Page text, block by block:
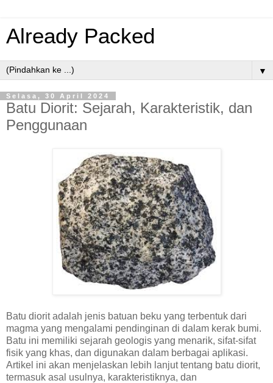
Already Packed
▼
Selasa, 30 April 2024
Batu Diorit: Sejarah, Karakteristik, dan
Penggunaan
Batu diorit adalah jenis batuan beku yang terbentuk dari
magma yang mengalami pendinginan di dalam kerak bumi.
Batu ini memiliki sejarah geologis yang menarik, sifat-sifat
fisik yang khas, dan digunakan dalam berbagai aplikasi.
Artikel ini akan menjelaskan lebih lanjut tentang batu diorit,
termasuk asal usulnya, karakteristiknya, dan